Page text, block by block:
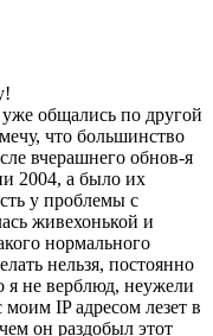
общались по другой
что большинство
вчерашнего обнов-я
2004, а было их
у проблемы с
живехонькой и
нормального
нельзя, постоянно
я не верблюд, неужели
IP адресом лезет в
он раздобыл этот